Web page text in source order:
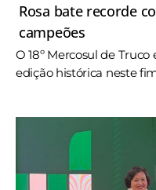
Rosa bate recorde
campeões
O 18º Mercosul de
edição histórica neste